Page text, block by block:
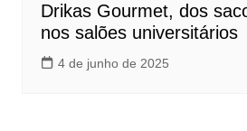
Drikas Gourmet, dos
nos salões universitários
4 de junho de 2025